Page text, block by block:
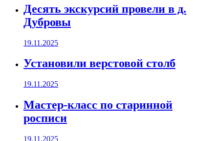
Десять экскурсий провели в д.
Дубровы
19.11.2025
Установили верстовой столб
19.11.2025
Мастер-класс по старинной
росписи
19.11.2025